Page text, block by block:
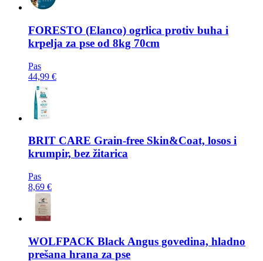
FORESTO (Elanco) ogrlica protiv buha i
krpelja za pse od 8kg 70cm
Pas
44,99 €
BRIT CARE Grain-free Skin&Coat, losos i
krumpir, bez žitarica
Pas
8,69 €
WOLFPACK Black Angus govedina, hladno
prešana hrana za pse